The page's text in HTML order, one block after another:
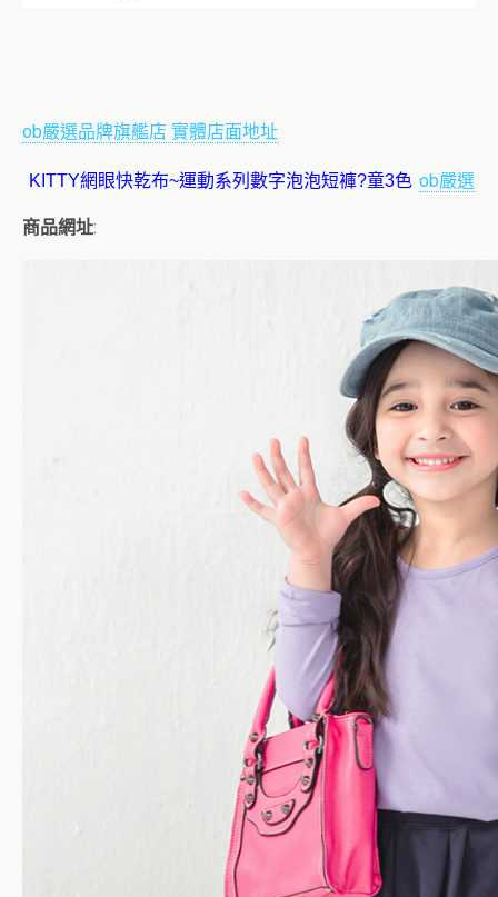
ob嚴選品牌旗艦店 實體店面地址
ob嚴選
商品網址: